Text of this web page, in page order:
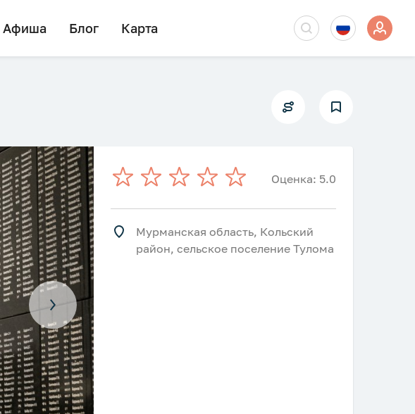
Афиша Блог Карта
Оценка: 5.0
Мурманская область, Кольский
район, сельское поселение Тулома